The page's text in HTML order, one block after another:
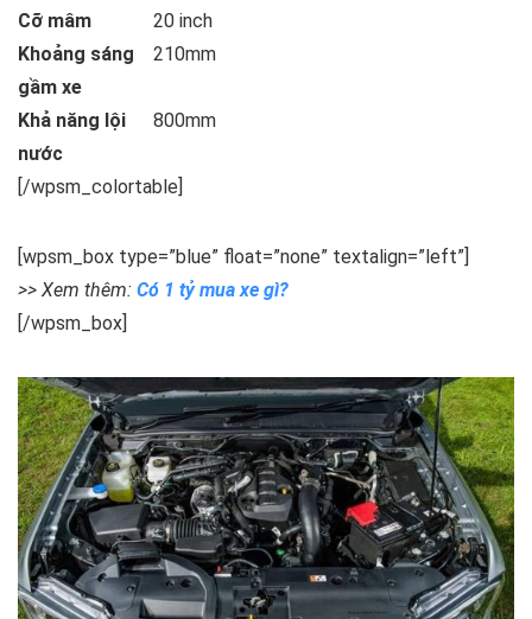
Cỡ mâm
20 inch
Khoảng sáng
gầm xe
210mm
Khả năng lội
nước
800mm
[/wpsm_colortable]
[wpsm_box type=”blue” float=”none” textalign=”left”]
>> Xem thêm: Có 1 tỷ mua xe gì?
[/wpsm_box]